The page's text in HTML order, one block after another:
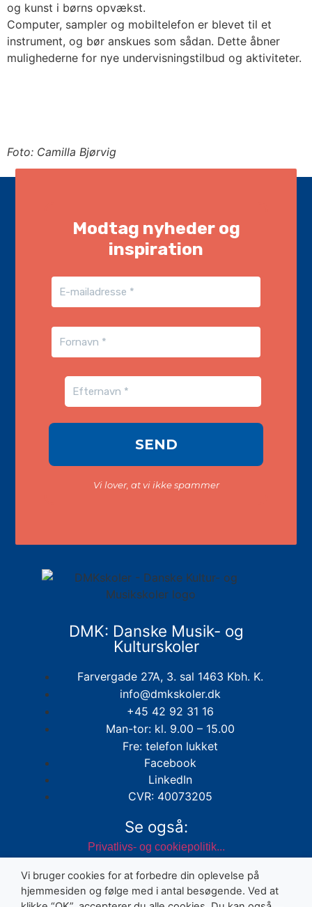
og kunst i børns opvækst.
Computer, sampler og mobiltelefon er blevet til et
instrument, og bør anskues som sådan. Dette åbner
mulighederne for nye undervisningstilbud og aktiviteter.
Foto: Camilla Bjørvig
DMK: Danske Musik- og
Kulturskoler
Farvergade 27A, 3. sal 1463 Kbh. K.
info@dmkskoler.dk
+45 42 92 31 16
Man-tor: kl. 9.00 – 15.00
Fre: telefon lukket
Facebook
LinkedIn
CVR: 40073205
Se også:
Privatlivs- og cookiepolitik...
Modtag nyheder og
inspiration
Vi lover, at vi ikke spammer
Vi bruger cookies for at forbedre din oplevelse på
hjemmesiden og følge med i antal besøgende. Ved at